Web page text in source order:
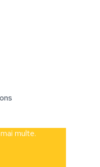
multe.